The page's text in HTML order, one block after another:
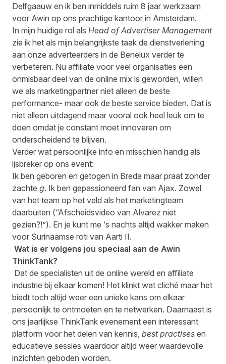
Delfgaauw en ik ben inmiddels ruim 8 jaar werkzaam
voor Awin op ons prachtige kantoor in Amsterdam.
In mijn huidige rol als Head of Advertiser Management
zie ik het als mijn belangrijkste taak de dienstverlening
aan onze adverteerders in de Benelux verder te
verbeteren. Nu affiliate voor veel organisaties een
onmisbaar deel van de online mix is geworden, willen
we als marketingpartner niet alleen de beste
performance- maar ook de beste service bieden. Dat is
niet alleen uitdagend maar vooral ook heel leuk om te
doen omdat je constant moet innoveren om
onderscheidend te blijven.
Verder wat persoonlijke info en misschien handig als
ijsbreker op ons event:
Ik ben geboren en getogen in Breda maar praat zonder
zachte g. Ik ben gepassioneerd fan van Ajax. Zowel
van het team op het veld als het marketingteam
daarbuiten (“Afscheidsvideo van Alvarez niet
gezien?!”). En je kunt me ‘s nachts altijd wakker maken
voor Surinaamse roti van Aarti II.
Wat is er volgens jou speciaal aan de Awin
ThinkTank?
Dat de specialisten uit de online wereld en affiliate
industrie bij elkaar komen! Het klinkt wat cliché maar het
biedt toch altijd weer een unieke kans om elkaar
persoonlijk te ontmoeten en te netwerken. Daarnaast is
ons jaarlijkse ThinkTank evenement een interessant
platform voor het delen van kennis, best practises en
educatieve sessies waardoor altijd weer waardevolle
inzichten geboden worden.